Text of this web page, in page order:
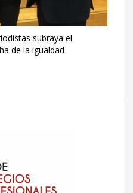
subraya el
de la igualdad